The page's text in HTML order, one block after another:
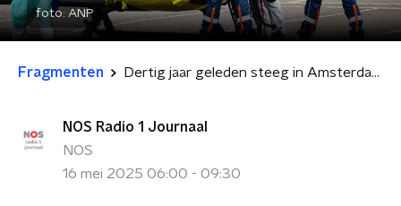
foto: ANP
Fragmenten Dertig jaar geleden steeg in Amsterdam voor het eerst een traumahelikopter op
NOS Radio 1 Journaal
NOS
16 mei 2025 06:00 - 09:30